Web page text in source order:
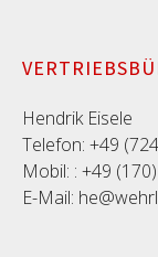
Hendrik Eisele
Telefon: +49
Mobil: : +49
E-Mail: